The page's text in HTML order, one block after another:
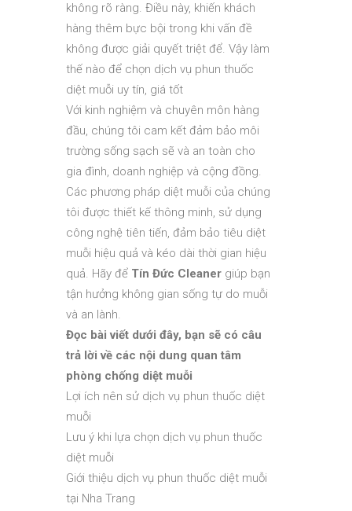
không rõ ràng. Điều này, khiến khách
hàng thêm bực bội trong khi vấn đề
không được giải quyết triệt để. Vậy làm
thế nào để chọn dịch vụ phun thuốc
diệt muỗi uy tín, giá tốt
Với kinh nghiệm và chuyên môn hàng
đầu, chúng tôi cam kết đảm bảo môi
trường sống sạch sẽ và an toàn cho
gia đình, doanh nghiệp và cộng đồng.
Các phương pháp diệt muỗi của chúng
tôi được thiết kế thông minh, sử dụng
công nghệ tiên tiến, đảm bảo tiêu diệt
muỗi hiệu quả và kéo dài thời gian hiệu
quả. Hãy để Tín Đức Cleaner giúp bạn
tận hưởng không gian sống tự do muỗi
và an lành.
Đọc bài viết dưới đây, bạn sẽ có câu
trả lời về các nội dung quan tâm
phòng chống diệt muỗi
Lợi ích nên sử dịch vụ phun thuốc diệt
muỗi
Lưu ý khi lựa chọn dịch vụ phun thuốc
diệt muỗi
Giới thiệu dịch vụ phun thuốc diệt muỗi
tại Nha Trang